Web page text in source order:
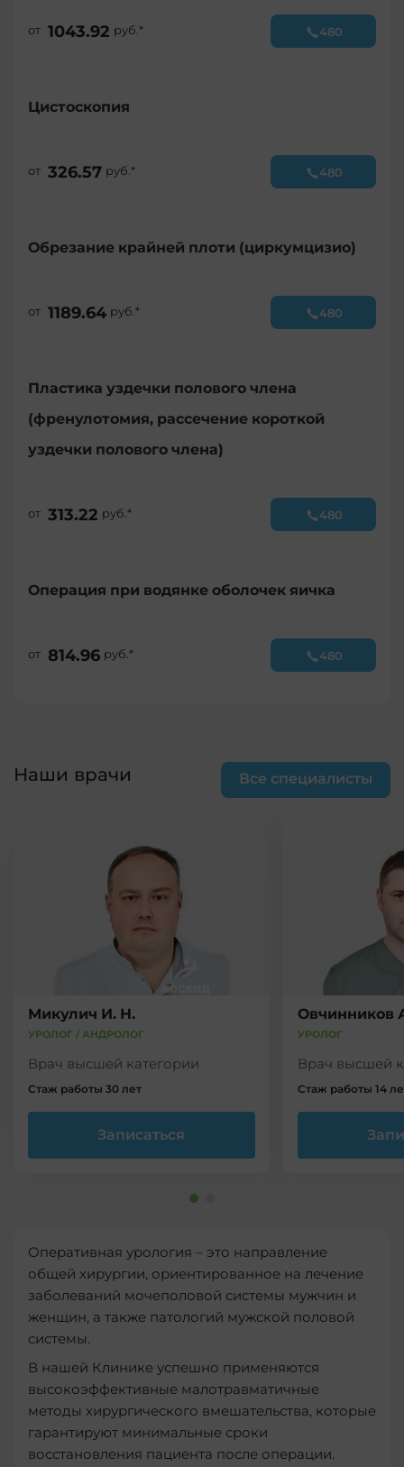
от 1043.92 руб.* 480
Цистоскопия
от 326.57 руб.* 480
Обрезание крайней плоти (циркумцизио)
от 1189.64 руб.* 480
Пластика уздечки полового члена
(френулотомия, рассечение короткой
уздечки полового члена)
от 313.22 руб.* 480
Операция при водянке оболочек яичка
от 814.96 руб.* 480
Наши врачи Все специалисты
Микулич И. Н.
УРОЛОГ / АНДРОЛОГ
Врач высшей категории
Стаж работы 30 лет
Записаться
Овчинников
УРОЛОГ
Врач высшей
Стаж работы 14
Оперативная урология – это направление
общей хирургии, ориентированное на лечение
заболеваний мочеполовой системы мужчин и
женщин, а также патологий мужской половой
системы.
В нашей Клинике успешно применяются
высокоэффективные малотравматичные
методы хирургического вмешательства, которые
гарантируют минимальные сроки
восстановления пациента после операции.